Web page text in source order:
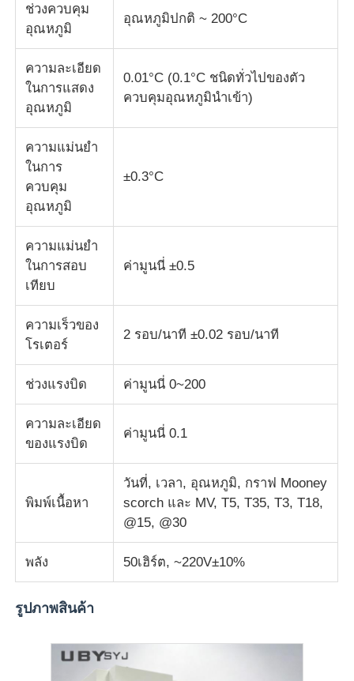
เครื่องทดสอบแรงกระแทก
เครื่องทดสอบการบด
อุปกรณ์ทดสอบยาง
อุปกรณ์ทดสอบรองเท้า
อุปกรณ์ทดสอบวัสดุก่อสร้าง
อุปกรณ์ทดสอบบรรจุภัณฑ์
อุปกรณ์การทดสอบเครื่องติด
เครื่องทดสอบผ้า
เครื่องควบคุมอุณหภูมิและความชื้น
เครื่องทดสอบความแข็ง
ช่วงควบคุม
อุณหภูมิ
อุณหภูมิปกติ ~ 200°C
ความละเอียด
ในการแสดง
อุณหภูมิ
0.01°C (0.1°C ชนิดทั่วไปของตัว
ควบคุมอุณหภูมินำเข้า)
ความแม่นยำ
ในการ
ควบคุม
อุณหภูมิ
±0.3°C
ความแม่นยำ
ในการสอบ
เทียบ
ค่ามูนนี่ ±0.5
ความเร็วของ
โรเตอร์
2 รอบ/นาที ±0.02 รอบ/นาที
ช่วงแรงบิด ค่ามูนนี่ 0~200
ความละเอียด
ของแรงบิด
ค่ามูนนี่ 0.1
พิมพ์เนื้อหา
วันที่, เวลา, อุณหภูมิ, กราฟ Mooney
scorch และ MV, T5, T35, T3, T18,
@15, @30
พลัง 50เฮิร์ต, ~220V±10%
รูปภาพสินค้า